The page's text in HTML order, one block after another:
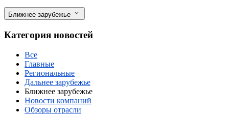
Платное размещение
Ближнее зарубежье
Категория новостей
Все
Главные
Региональные
Дальнее зарубежье
Ближнее зарубежье
Новости компаний
Обзоры отрасли